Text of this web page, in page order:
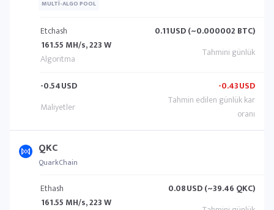
MULTI-ALGO POOL
Etchash
161.55 MH/s, 223 W
0.11USD (~0.000002 BTC)
-0.54USD -0.43USD
QKC
QuarkChain
Ethash
161.55 MH/s, 223 W
0.08USD (~39.46 QKC)